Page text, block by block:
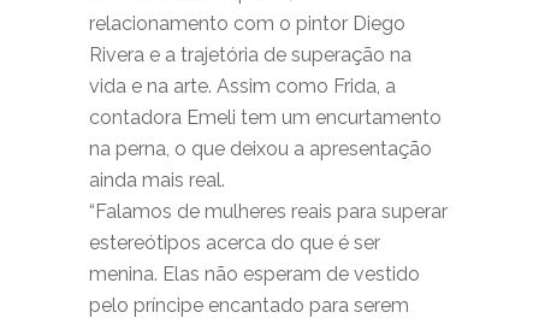
relacionamento com o pintor Diego
Rivera e a trajetória de superação na
vida e na arte. Assim como Frida, a
contadora Emeli tem um encurtamento
na perna, o que deixou a apresentação
ainda mais real.
“Falamos de mulheres reais para superar
estereótipos acerca do que é ser
menina. Elas não esperam de vestido
pelo príncipe encantado para serem